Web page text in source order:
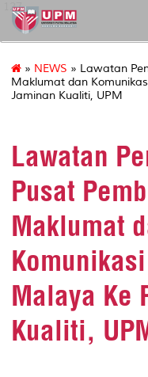
127
» NEWS » Lawatan
Maklumat dan
Jaminan Kualiti, UPM
Lawatan
Pusat
Maklumat
Malaya Ke
Kualiti,